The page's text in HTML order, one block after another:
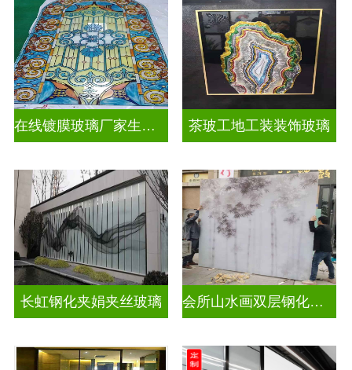
在线镀膜玻璃厂家生产安装 茶玻工地工装装饰玻璃
长虹钢化夹娟夹丝玻璃 会所山水画双层钢化夹胶